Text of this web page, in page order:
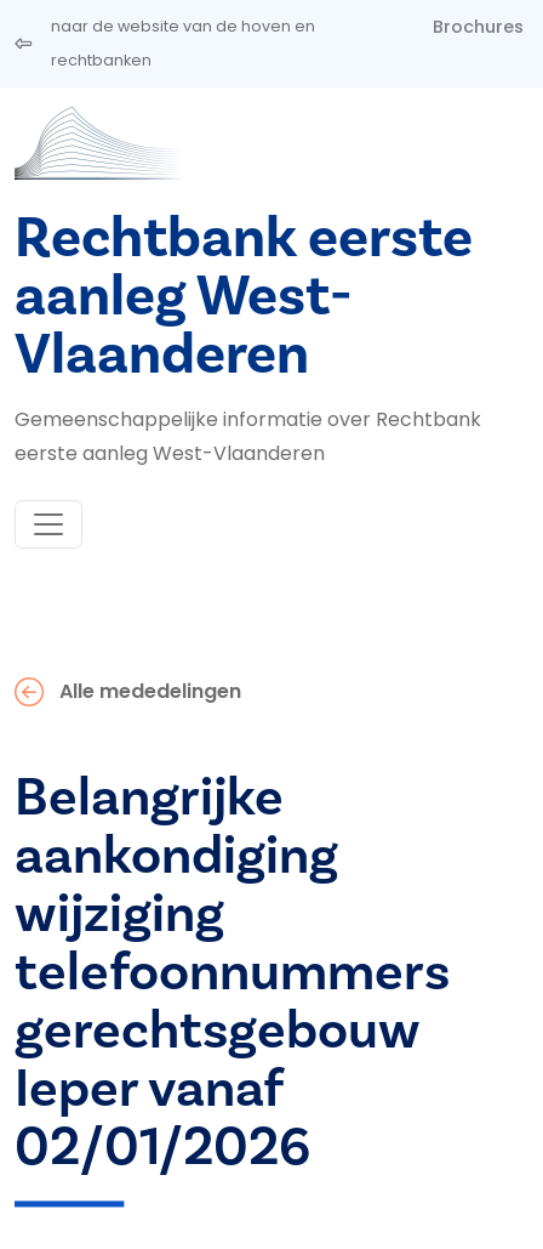
Overslaan en naar de inhoud gaan
naar de website van de hoven en
rechtbanken
Brochures
Rechtbank eerste
aanleg West-
Vlaanderen
Gemeenschappelijke informatie over Rechtbank
eerste aanleg West-Vlaanderen
Alle mededelingen
Belangrijke
aankondiging
wijziging
telefoonnummers
gerechtsgebouw
Ieper vanaf
02/01/2026